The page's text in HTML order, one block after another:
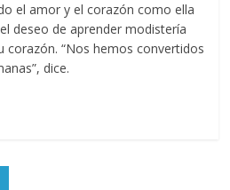
el amor y el corazón como ella
deseo de aprender modistería
corazón. “Nos hemos convertidos
dice.